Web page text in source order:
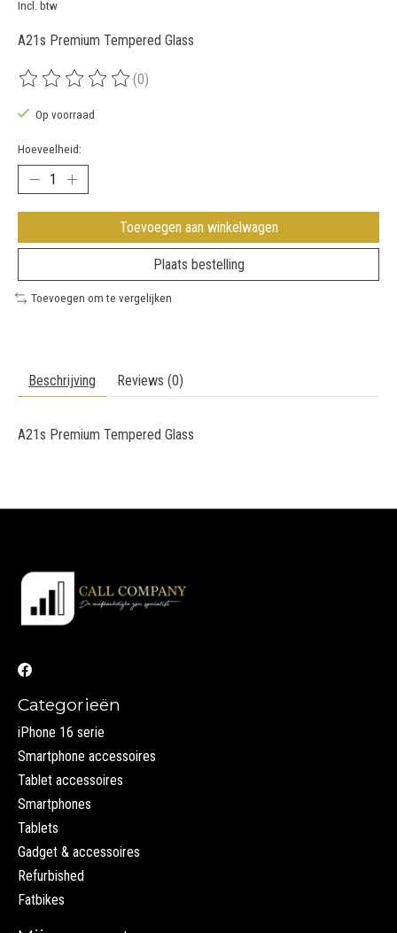
Incl. btw
A21s Premium Tempered Glass
De beoordeling van dit product is
(0)
Op voorraad
Hoeveelheid:
Toevoegen aan winkelwagen
Plaats bestelling
Toevoegen om te vergelijken
Beschrijving Reviews (0)
A21s Premium Tempered Glass
Categorieën
iPhone 16 serie
Smartphone accessoires
Tablet accessoires
Smartphones
Tablets
Gadget & accessoires
Refurbished
Fatbikes